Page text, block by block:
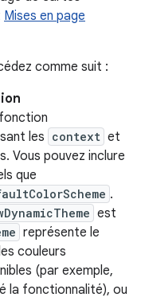
Mises en page
comme suit :
les context et
Vous pouvez inclure
que
.
est
représente le
couleurs
(par exemple,
la fonctionnalité), ou